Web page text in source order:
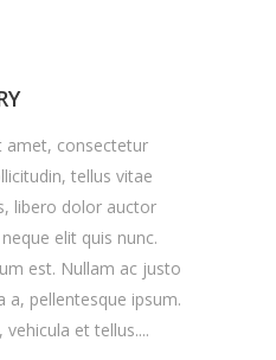
amet, consectetur
tellus vitae
libero dolor auctor
elit quis nunc.
est. Nullam ac justo
a, pellentesque ipsum.
et tellus....